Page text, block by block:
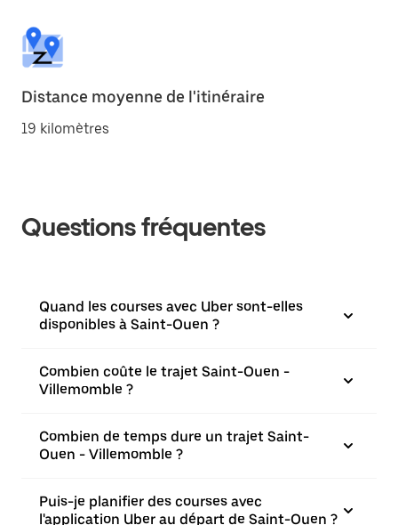
Distance moyenne de l'itinéraire
19 kilomètres
Questions fréquentes
Quand les courses avec Uber sont-elles
disponibles à Saint-Ouen ?
Combien coûte le trajet Saint-Ouen -
Villemomble ?
Combien de temps dure un trajet Saint-
Ouen - Villemomble ?
Puis-je planifier des courses avec
l'application Uber au départ de Saint-Ouen ?